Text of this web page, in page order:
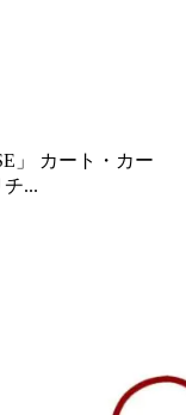
」 カート・カー
...